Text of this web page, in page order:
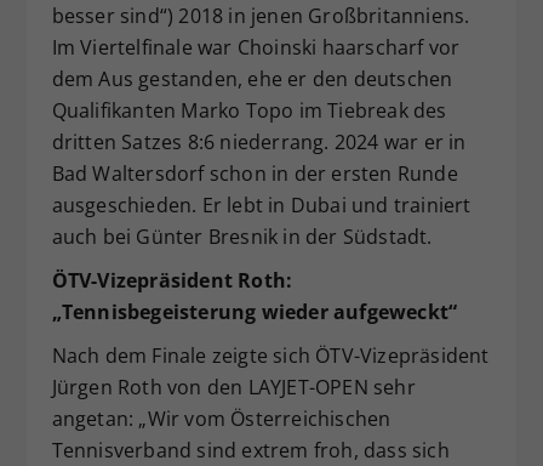
besser sind“) 2018 in jenen Großbritanniens.
Im Viertelfinale war Choinski haarscharf vor
dem Aus gestanden, ehe er den deutschen
Qualifikanten Marko Topo im Tiebreak des
dritten Satzes 8:6 niederrang. 2024 war er in
Bad Waltersdorf schon in der ersten Runde
ausgeschieden. Er lebt in Dubai und trainiert
auch bei Günter Bresnik in der Südstadt.
ÖTV-Vizepräsident Roth:
„Tennisbegeisterung wieder aufgeweckt“
Nach dem Finale zeigte sich ÖTV-Vizepräsident
Jürgen Roth von den LAYJET-OPEN sehr
angetan: „Wir vom Österreichischen
Tennisverband sind extrem froh, dass sich